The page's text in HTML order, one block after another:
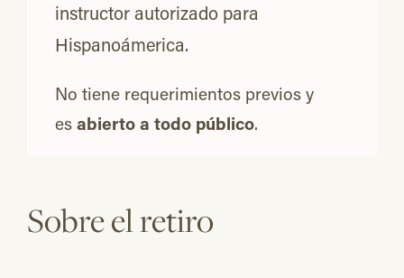
instructor autorizado para
Hispanoámerica.
No tiene requerimientos previos y
esabierto a todo público.
Sobre el retiro